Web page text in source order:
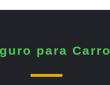
para Carro